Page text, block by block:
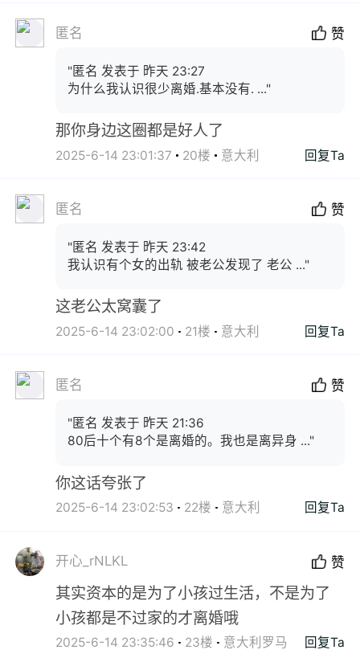
匿名 赞
"匿名 发表于 昨天 23:27
为什么我认识很少离婚.基本没有. ..."
那你身边这圈都是好人了
2025-6-14 23:01:37 20楼 意大利 回复Ta
匿名 赞
"匿名 发表于 昨天 23:42
我认识有个女的出轨 被老公发现了 老公 ..."
这老公太窝囊了
2025-6-14 23:02:00 21楼 意大利 回复Ta
匿名 赞
"匿名 发表于 昨天 21:36
80后十个有8个是离婚的。我也是离异身 ..."
你这话夸张了
2025-6-14 23:02:53 22楼 意大利 回复Ta
开心_rNLKL 赞
其实资本的是为了小孩过生活，不是为了
小孩都是不过家的才离婚哦
2025-6-14 23:35:46 23楼 意大利罗马 回复Ta